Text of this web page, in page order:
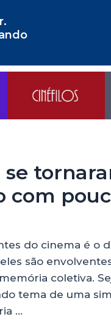
se
com
do cinema é o
são
coletiva.
tema de uma
…